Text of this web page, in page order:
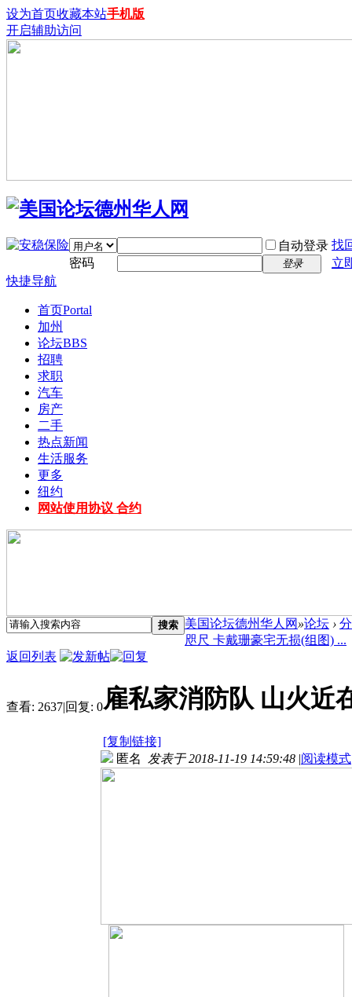
设为首页收藏本站手机版
开启辅助访问
自动登录 找
密码
登录
立
快捷导航
首页Portal
加州
论坛BBS
招聘
求职
汽车
房产
二手
热点新闻
生活服务
更多
纽约
网站使用协议 合约
搜索 美国论坛德州华人网 »论坛 ›
咫尺 卡戴珊豪宅无损(组图) ...
返回列表
查看: 2637|回复: 0雇私家消防队 山火近
[复制链接]
匿名 发表于 2018-11-19 14:59:48 |阅读模式